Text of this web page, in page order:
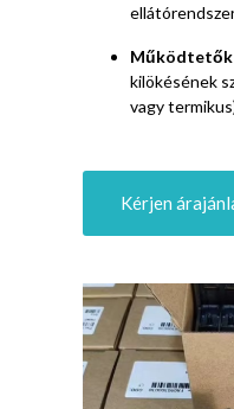
Működtetők
kilökésének
vagy
Kérjen